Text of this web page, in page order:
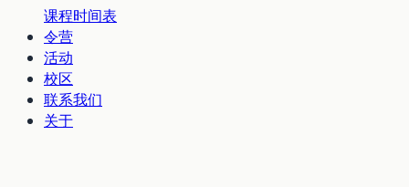
课程时间表
令营
活动
校区
联系我们
关于